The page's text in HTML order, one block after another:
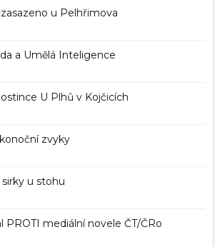
u Pelhřimova
a Umělá Inteligence
U Plhů v Kojčicích
zvyky
u stohu
PROTI mediální novele ČT/ČRo